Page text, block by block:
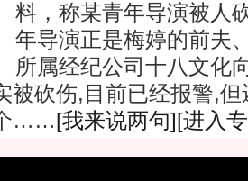
料，称某青年导演被人
年导演正是梅婷的前夫
所属经纪公司十八文化
被砍伤,目前已经报警,
……[我来说两句][进入